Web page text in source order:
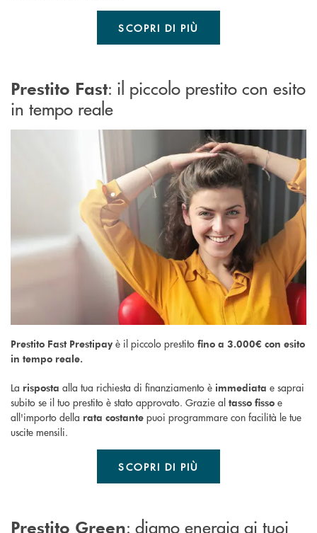
SCOPRI DI PIÙ
Prestito Fast: il piccolo prestito con esito
in tempo reale
Prestito Fast Prestipay è il piccolo prestito fino a 3.000€ con esito
in tempo reale.
La risposta alla tua richiesta di finanziamento è immediata e saprai
subito se il tuo prestito è stato approvato. Grazie al tasso fisso e
all'importo della rata costante puoi programmare con facilità le tue
uscite mensili.
SCOPRI DI PIÙ
Prestito Green: diamo energia ai tuoi